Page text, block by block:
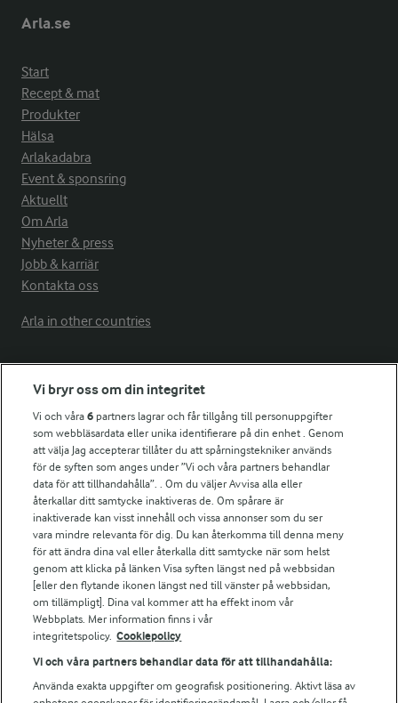
Arla.se
Start
Recept & mat
Produkter
Hälsa
Arlakadabra
Event & sponsring
Aktuellt
Om Arla
Nyheter & press
Jobb & karriär
Kontakta oss
Arla in other countries
Fler Arlasajter
För ägare
Arlas kundportal
Arla.com
Falbygdens Ost
Arla webbshop
Bildbank
Följ oss
Vi bryr oss om din integritet
Vi och våra6 partners lagrar och får tillgång till personuppgifter
som webbläsardata eller unika identifierare på din enhet . Genom
att välja Jag accepterar tillåter du att spårningstekniker används
för de syften som anges under ”Vi och våra partners behandlar
data för att tillhandahålla”. . Om du väljer Avvisa alla eller
återkallar ditt samtycke inaktiveras de. Om spårare är
inaktiverade kan visst innehåll och vissa annonser som du ser
vara mindre relevanta för dig. Du kan återkomma till denna meny
för att ändra dina val eller återkalla ditt samtycke när som helst
genom att klicka på länken Visa syften längst ned på webbsidan
[eller den flytande ikonen längst ned till vänster på webbsidan,
om tillämpligt]. Dina val kommer att ha effekt inom vår
Webbplats. Mer information finns i vår
integritetspolicy. Cookiepolicy
Vi och våra partners behandlar data för att tillhandahålla:
Använda exakta uppgifter om geografisk positionering. Aktivt läsa av